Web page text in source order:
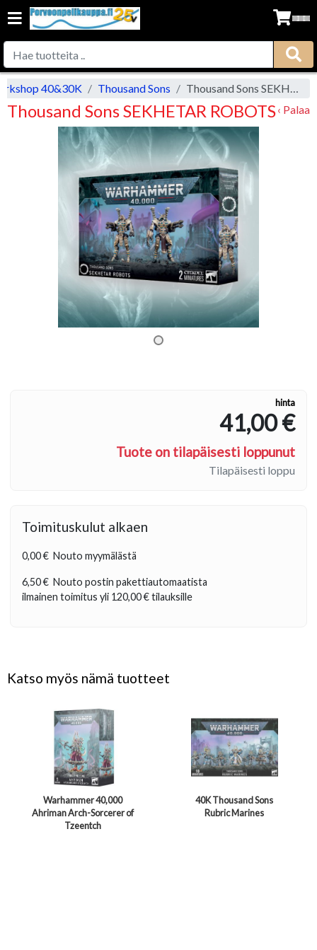
40&30K Thousand Sons Thousand Sons SEKHETAR ROBOTS
Thousand Sons SEKHETAR ROBOTS‹ Palaa
hinta
41,00 €
Tuote on tilapäisesti loppunut
Tilapäisesti loppu
Toimituskulut alkaen
0,00 € Nouto myymälästä
6,50 € Nouto postin pakettiautomaatista
ilmainen toimitus yli 120,00 €tilauksille
Katso myös nämä tuotteet
Warhammer 40,000
Ahriman Arch-Sorcerer of
Tzeentch
40K Thousand Sons
Rubric Marines